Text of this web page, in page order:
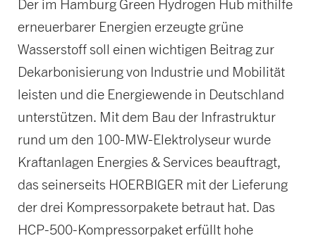
Der im Hamburg Green Hydrogen Hub mithilfe
erneuerbarer Energien erzeugte grüne
Wasserstoff soll einen wichtigen Beitrag zur
Dekarbonisierung von Industrie und Mobilität
leisten und die Energiewende in Deutschland
unterstützen. Mit dem Bau der Infrastruktur
rund um den 100-MW-Elektrolyseur wurde
Kraftanlagen Energies & Services beauftragt,
das seinerseits HOERBIGER mit der Lieferung
der drei Kompressorpakete betraut hat. Das
HCP-500-Kompressorpaket erfüllt hohe